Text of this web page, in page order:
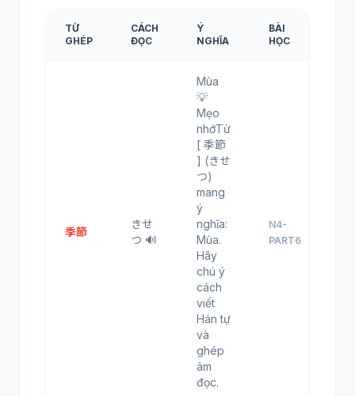
TỪ
GHÉP
CÁCH
ĐỌC
Ý
NGHĨA
BÀI
HỌC
季節
きせ
つ 🔊
Mùa
💡
Mẹo
nhớTừ
[ 季節
] (きせ
つ)
mang
ý
nghĩa:
Mùa.
Hãy
chú ý
cách
viết
Hán tự
và
ghép
âm
đọc.
N4-
PART6